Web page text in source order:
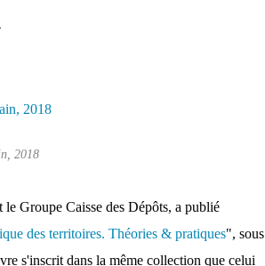
2018
Groupe Caisse des Dépôts, a publié
des territoires. Théories & pratiques", sous
s'inscrit dans la même collection que celui